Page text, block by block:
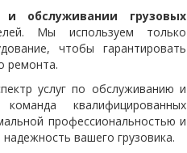
и обслуживании грузовых
Мы используем только
чтобы гарантировать
ремонта.
услуг по обслуживанию и
квалифицированных
профессиональностью и
вашего грузовика.